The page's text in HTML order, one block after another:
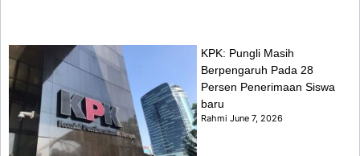
KPK: Pungli Masih
Berpengaruh Pada 28
Persen Penerimaan Siswa
baru
RahmiJune 7, 2026